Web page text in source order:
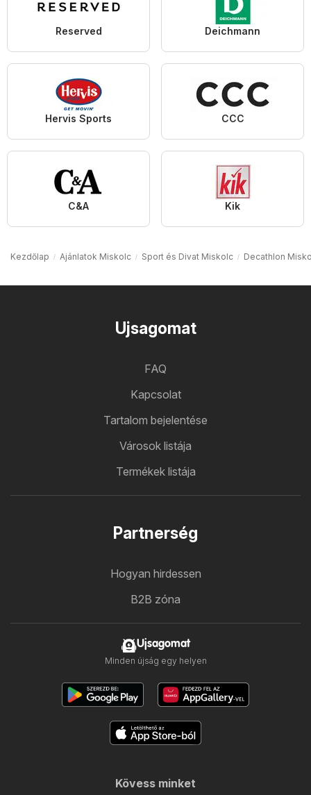
Reserved Deichmann
Hervis Sports CCC
C&A Kik
Kezdőlap Ajánlatok Miskolc Sport és Divat Miskolc Decathlon
Ujsagomat
FAQ
Kapcsolat
Tartalom bejelentése
Városok listája
Termékek listája
Partnerség
Hogyan hirdessen
B2B zóna
Ujsagomat
Minden újság egy helyen
Kövess minket